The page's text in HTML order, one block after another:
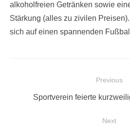
alkoholfreien Getränken sowie
Stärkung (alles zu zivilen
sich auf einen spannenden
Beitragsnavigation
Previous
Previous
Sportverein feierte
Next